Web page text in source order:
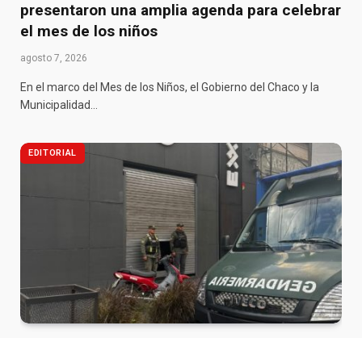
presentaron una amplia agenda para celebrar
el mes de los niños
agosto 7, 2026
En el marco del Mes de los Niños, el Gobierno del Chaco y la
Municipalidad…
EDITORIAL